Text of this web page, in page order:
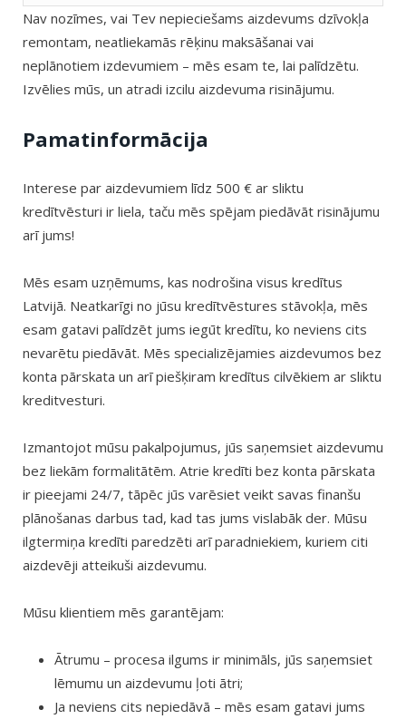
Nav nozīmes, vai Tev nepieciešams aizdevums dzīvokļa
remontam, neatliekamās rēķinu maksāšanai vai
neplānotiem izdevumiem – mēs esam te, lai palīdzētu.
Izvēlies mūs, un atradi izcilu aizdevuma risinājumu.
Pamatinformācija
Interese par aizdevumiem līdz 500 € ar sliktu
kredītvēsturi ir liela, taču mēs spējam piedāvāt risinājumu
arī jums!
Mēs esam uzņēmums, kas nodrošina visus kredītus
Latvijā. Neatkarīgi no jūsu kredītvēstures stāvokļa, mēs
esam gatavi palīdzēt jums iegūt kredītu, ko neviens cits
nevarētu piedāvāt. Mēs specializējamies aizdevumos bez
konta pārskata un arī piešķiram kredītus cilvēkiem ar sliktu
kreditvesturi.
Izmantojot mūsu pakalpojumus, jūs saņemsiet aizdevumu
bez liekām formalitātēm. Atrie kredīti bez konta pārskata
ir pieejami 24/7, tāpēc jūs varēsiet veikt savas finanšu
plānošanas darbus tad, kad tas jums vislabāk der. Mūsu
ilgtermiņa kredīti paredzēti arī paradniekiem, kuriem citi
aizdevēji atteikuši aizdevumu.
Mūsu klientiem mēs garantējam:
Ātrumu – procesa ilgums ir minimāls, jūs saņemsiet
lēmumu un aizdevumu ļoti ātri;
Ja neviens cits nepiedāvā – mēs esam gatavi jums